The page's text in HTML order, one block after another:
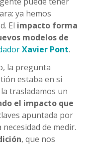
ya hemos
El impacto forma
modelos de
Xavier Pont.
la pregunta
estaba en si
trasladamos un
el impacto que
apuntada por
de medir.
, que nos